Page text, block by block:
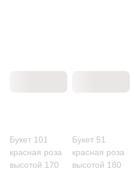
Букет 101
красная роза
высотой 170
Букет 51
красная роза
высотой 180